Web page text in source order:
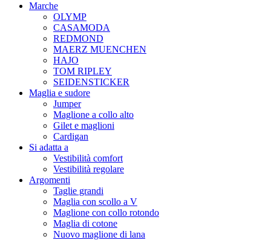
Marche
OLYMP
CASAMODA
REDMOND
MAERZ MUENCHEN
HAJO
TOM RIPLEY
SEIDENSTICKER
Maglia e sudore
Jumper
Maglione a collo alto
Gilet e maglioni
Cardigan
Si adatta a
Vestibilità comfort
Vestibilità regolare
Argomenti
Taglie grandi
Maglia con scollo a V
Maglione con collo rotondo
Maglia di cotone
Nuovo maglione di lana